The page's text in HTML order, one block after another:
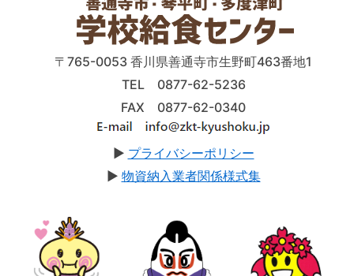
〒765-0053 香川県善通寺市生野町463番地1
TEL 0877-62-5236
FAX 0877-62-0340
▶ プライバシーポリシー
▶ 物資納入業者関係様式集